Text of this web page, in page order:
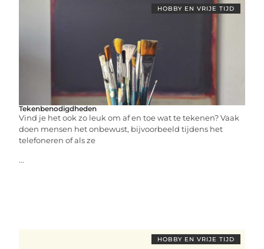
HOBBY EN VRIJE TIJD
Tekenbenodigdheden
Vind je het ook zo leuk om af en toe wat te tekenen? Vaak
doen mensen het onbewust, bijvoorbeeld tijdens het
telefoneren of als ze
...
HOBBY EN VRIJE TIJD